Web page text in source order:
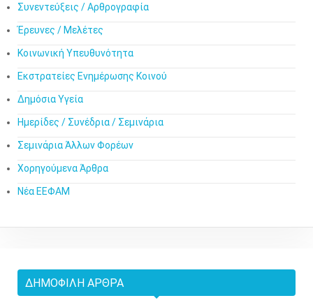
Συνεντεύξεις / Αρθρογραφία
Έρευνες / Μελέτες
Κοινωνική Υπευθυνότητα
Εκστρατείες Ενημέρωσης Κοινού
Δημόσια Υγεία
Ημερίδες / Συνέδρια / Σεμινάρια
Σεμινάρια Άλλων Φορέων
Χορηγούμενα Άρθρα
Νέα ΕΕΦΑΜ
ΔΗΜΟΦΙΛΉ ΆΡΘΡΑ